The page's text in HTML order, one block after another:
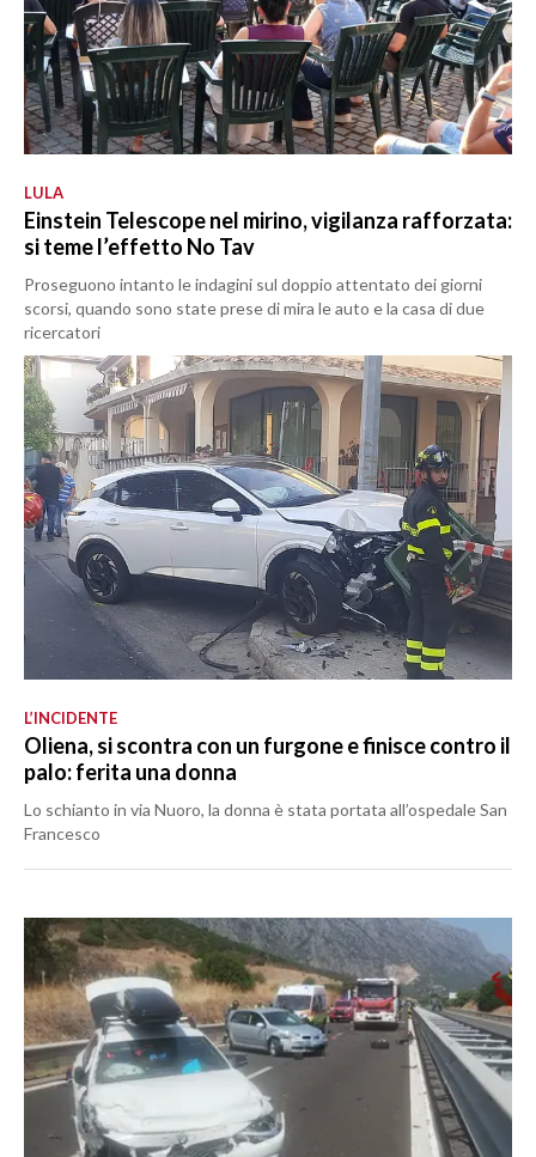
LULA
Einstein Telescope nel mirino, vigilanza rafforzata:
si teme l’effetto No Tav
Proseguono intanto le indagini sul doppio attentato dei giorni
scorsi, quando sono state prese di mira le auto e la casa di due
ricercatori
L’INCIDENTE
Oliena, si scontra con un furgone e finisce contro il
palo: ferita una donna
Lo schianto in via Nuoro, la donna è stata portata all’ospedale San
Francesco